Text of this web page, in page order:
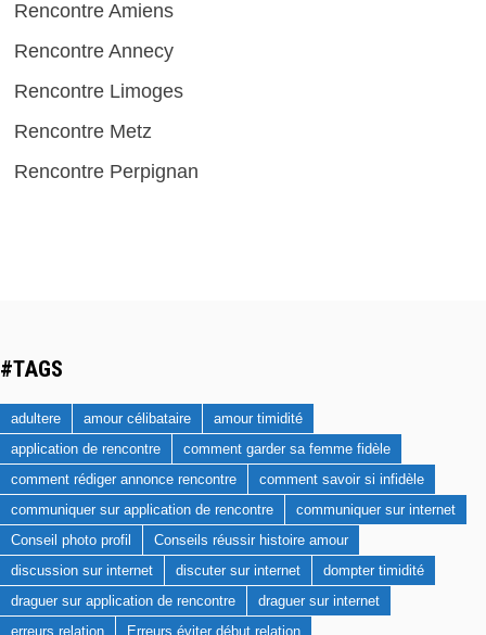
Rencontre Amiens
Rencontre Annecy
Rencontre Limoges
Rencontre Metz
Rencontre Perpignan
#TAGS
adultere amour célibataire
amour timidité
application de rencontre
comment garder sa femme fidèle
comment rédiger annonce rencontre
comment savoir si infidèle
communiquer sur application de rencontre
communiquer sur internet
Conseil photo profil
Conseils réussir histoire amour
discussion sur internet
discuter sur internet
dompter timidité
draguer sur application de rencontre
draguer sur internet
erreurs relation
Erreurs éviter début relation